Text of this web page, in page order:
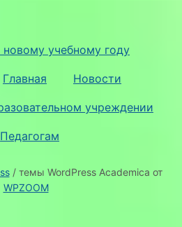
учебному году
Главная Новости
учреждении
Педагогам
/ темы WordPress Academica от
WPZOOM